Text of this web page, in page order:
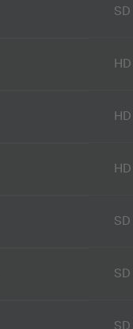
SD
HD
HD
HD
SD
SD
SD